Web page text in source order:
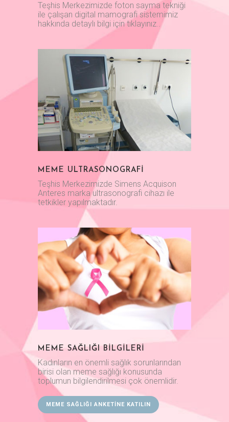
Teşhis Merkezimizde foton sayma tekniği
ile çalışan digital mamografi sistemimiz
hakkında detaylı bilgi için tıklayınız..
MEME ULTRASONOGRAFİ
Teşhis Merkezimizde Simens Acquison
Anteres marka ultrasonografi cihazı ile
tetkikler yapılmaktadır.
MEME SAĞLIĞI BİLGİLERİ
Kadınların en önemli sağlık sorunlarından
birisi olan meme sağlığı konusunda
toplumun bilgilendirilmesi çok önemlidir.
MEME SAĞLIĞI ANKETINE KATILIN